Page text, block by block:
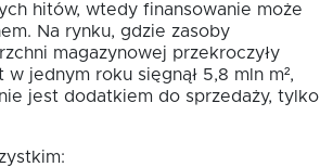
hitów, wtedy finansowanie może
Na rynku, gdzie zasoby
magazynowej przekroczyły
w jednym roku sięgnął 5,8 mln m²,
jest dodatkiem do sprzedaży, tylko